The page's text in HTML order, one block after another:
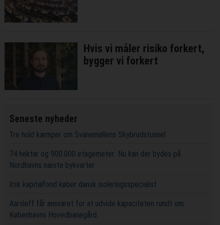
Hvis vi måler risiko forkert,
bygger vi forkert
Seneste nyheder
Tre hold kæmper om Svanemøllens Skybrudstunnel
74 hektar og 900.000 etagemeter: Nu kan der bydes på
Nordhavns næste bykvarter
Irsk kapitalfond køber dansk isoleringsspecialist
Aarsleff får ansvaret for at udvide kapaciteten rundt om
Københavns Hovedbanegård